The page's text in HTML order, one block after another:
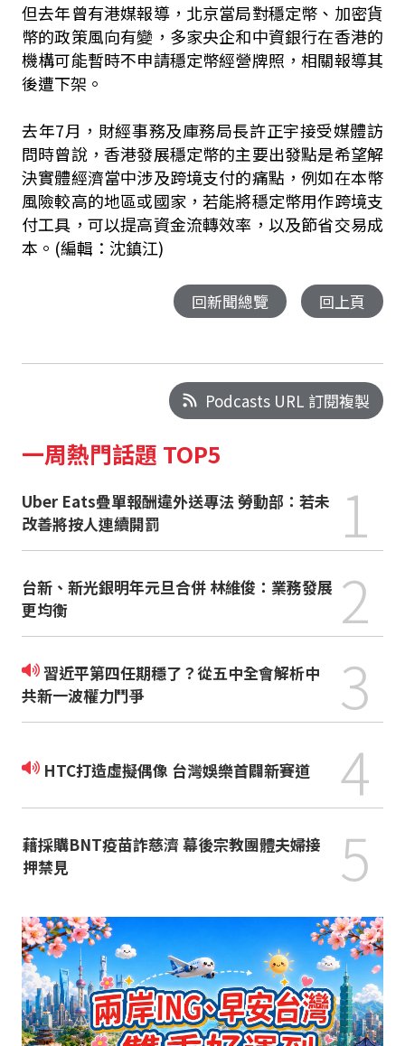
但去年曾有港媒報導，北京當局對穩定幣、加密貨
幣的政策風向有變，多家央企和中資銀行在香港的
機構可能暫時不申請穩定幣經營牌照，相關報導其
後遭下架。
去年7月，財經事務及庫務局長許正宇接受媒體訪
問時曾說，香港發展穩定幣的主要出發點是希望解
決實體經濟當中涉及跨境支付的痛點，例如在本幣
風險較高的地區或國家，若能將穩定幣用作跨境支
付工具，可以提高資金流轉效率，以及節省交易成
本。(編輯：沈鎮江)
回新聞總覽 回上頁
Podcasts URL 訂閱複製
一周熱門話題 TOP5
Uber Eats疊單報酬違外送專法 勞動部：若未
改善將按人連續開罰
1
台新、新光銀明年元旦合併 林維俊：業務發展
更均衡
2
習近平第四任期穩了？從五中全會解析中
共新一波權力鬥爭
3
HTC打造虛擬偶像 台灣娛樂首闢新賽道 4
藉採購BNT疫苗詐慈濟 幕後宗教團體夫婦接
押禁見
5